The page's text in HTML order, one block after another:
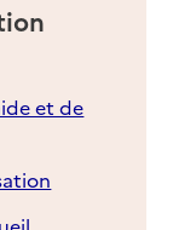
et de